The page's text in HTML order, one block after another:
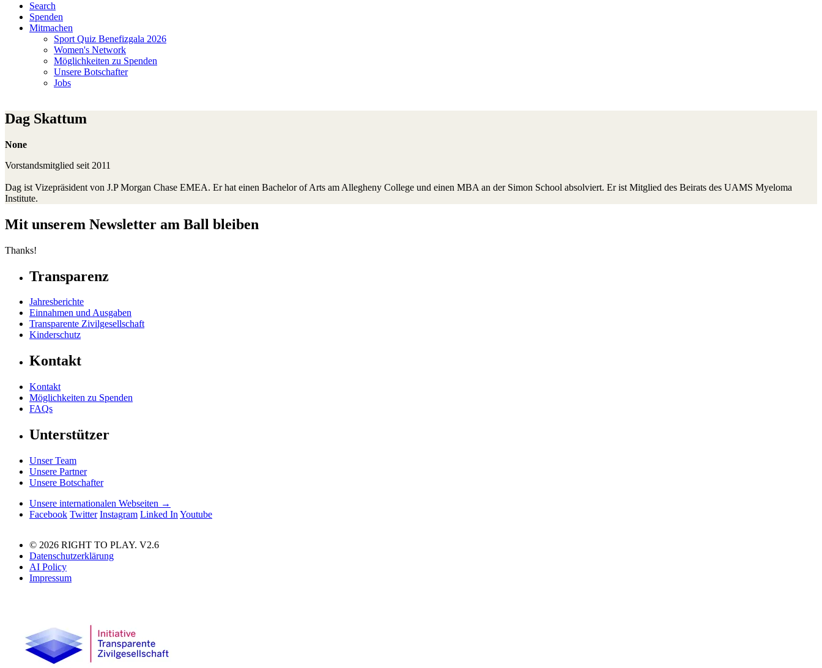
Search
Spenden
Mitmachen
Sport Quiz Benefizgala 2026
Women's Network
Möglichkeiten zu Spenden
Unsere Botschafter
Jobs
Dag Skattum
None
Vorstandsmitglied seit 2011
Dag ist Vizepräsident von J.P Morgan Chase EMEA. Er hat einen Bachelor of Arts am Allegheny College und einen MBA an der Simon School absolviert. Er ist Mitglied des Beirats des UAMS Myeloma
Institute.
Mit unserem Newsletter am Ball bleiben
Thanks!
Transparenz
Jahresberichte
Einnahmen und Ausgaben
Transparente Zivilgesellschaft
Kinderschutz
Kontakt
Kontakt
Möglichkeiten zu Spenden
FAQs
Unterstützer
Unser Team
Unsere Partner
Unsere Botschafter
Unsere internationalen Webseiten →
Facebook Twitter Instagram Linked In Youtube
© 2026 RIGHT TO PLAY. V2.6
Datenschutzerklärung
AI Policy
Impressum